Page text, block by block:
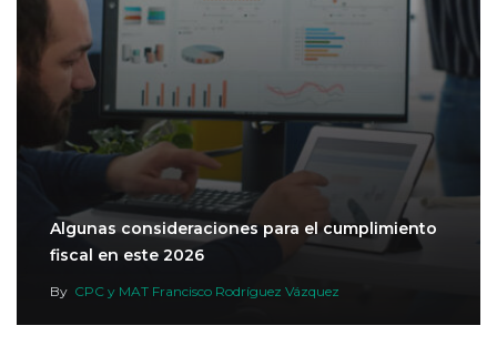
Algunas consideraciones para el cumplimiento
fiscal en este 2026
By CPC y MAT Francisco Rodríguez Vázquez